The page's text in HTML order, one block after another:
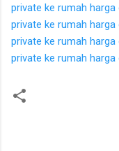
private ke rumah harga
private ke rumah harga
private ke rumah harga
private ke rumah harga